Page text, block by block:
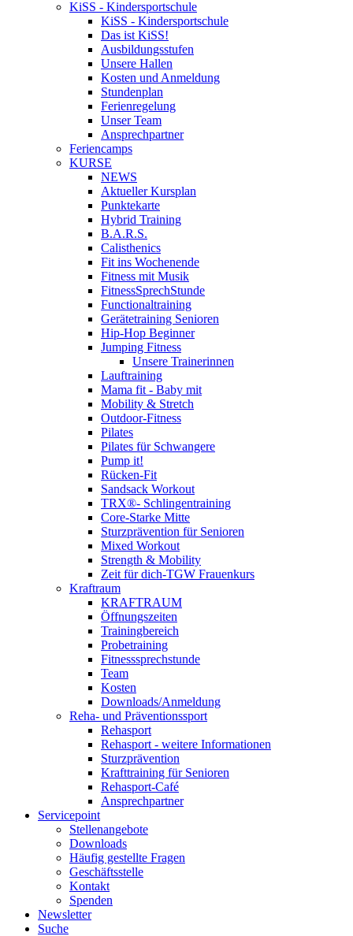
KiSS - Kindersportschule
KiSS - Kindersportschule
Das ist KiSS!
Ausbildungsstufen
Unsere Hallen
Kosten und Anmeldung
Stundenplan
Ferienregelung
Unser Team
Ansprechpartner
Feriencamps
KURSE
NEWS
Aktueller Kursplan
Punktekarte
Hybrid Training
B.A.R.S.
Calisthenics
Fit ins Wochenende
Fitness mit Musik
FitnessSprechStunde
Functionaltraining
Gerätetraining Senioren
Hip-Hop Beginner
Jumping Fitness
Unsere Trainerinnen
Lauftraining
Mama fit - Baby mit
Mobility & Stretch
Outdoor-Fitness
Pilates
Pilates für Schwangere
Pump it!
Rücken-Fit
Sandsack Workout
TRX®- Schlingentraining
Core-Starke Mitte
Sturzprävention für Senioren
Mixed Workout
Strength & Mobility
Zeit für dich-TGW Frauenkurs
Kraftraum
KRAFTRAUM
Öffnungszeiten
Trainingbereich
Probetraining
Fitnesssprechstunde
Team
Kosten
Downloads/Anmeldung
Reha- und Präventionssport
Rehasport
Rehasport - weitere Informationen
Sturzprävention
Krafttraining für Senioren
Rehasport-Café
Ansprechpartner
Servicepoint
Stellenangebote
Downloads
Häufig gestellte Fragen
Geschäftsstelle
Kontakt
Spenden
Newsletter
Suche